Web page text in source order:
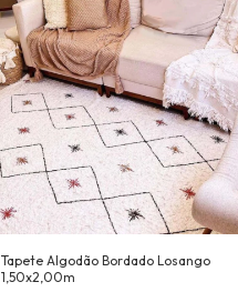
Tapete Algodão Bordado Losango
1,50x2,00m